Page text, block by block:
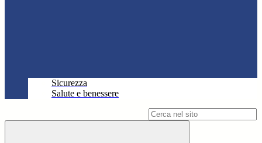
Sicurezza
Salute e benessere